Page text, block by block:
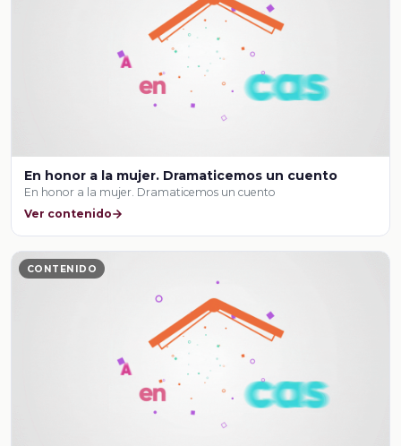
En honor a la mujer. Dramaticemos un cuento
En honor a la mujer. Dramaticemos un cuento
Ver contenido
CONTENIDO